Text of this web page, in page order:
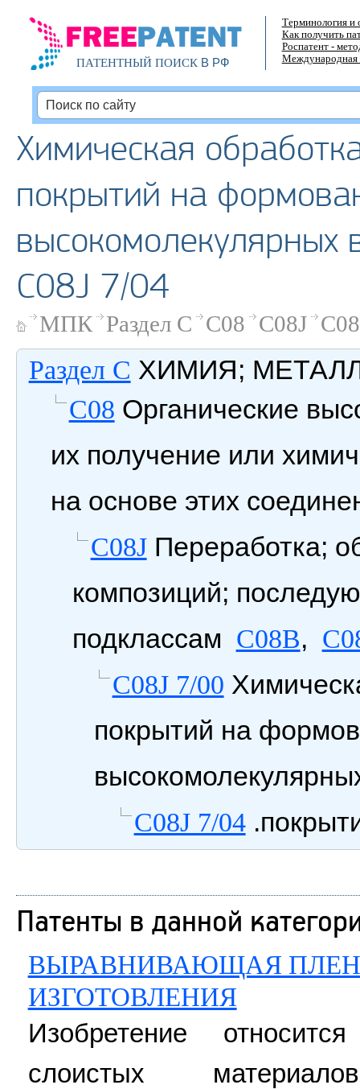
ПАТЕНТНЫЙ ПОИСКВ РФ
Терминология и
Как получить
Роспатент -
Международная
Химическая
покрытий на
высокомолекулярных
C08J 7/04
МПК Раздел C C08 C08J
Раздел C ХИМИЯ;
C08 Органические
их получение или
на основе этих
C08JПереработка;
композиций;
подклассам C08B,
C08J 7/00
покрытий на
C08J 7/04
Патенты в данной
ВЫРАВНИВАЮЩАЯ
ИЗГОТОВЛЕНИЯ
Изобретение
слоистых